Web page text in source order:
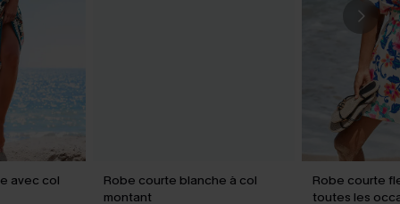
avec col
Robe courte blanche à col
montant
Robe courte
toutes les